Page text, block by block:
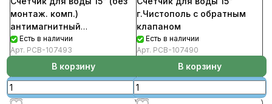
монтаж. комп.)
антимагнитный
г.Чистополь СГВ15 МЗ б.м.к
Есть в наличии
Арт. РСВ-107493
В корзину
г.Чистополь с обратным
клапаном
Есть в наличии
Арт. РСВ-107490
В корзину